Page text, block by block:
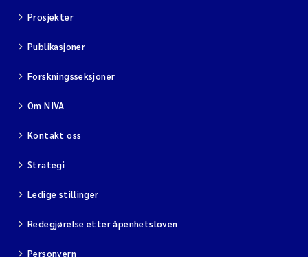
Prosjekter
Publikasjoner
Forskningsseksjoner
Om NIVA
Kontakt oss
Strategi
Ledige stillinger
Redegjørelse etter åpenhetsloven
Personvern